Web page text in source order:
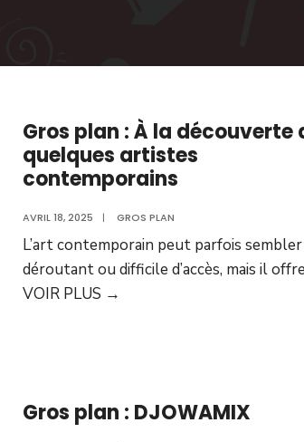
Gros plan : À la découverte
quelques artistes
contemporains
AVRIL 18, 2025 | GROS PLAN
L’art contemporain peut parfois sembler
déroutant ou difficile d’accès, mais il
VOIR PLUS →
Gros plan : DJOWAMIX